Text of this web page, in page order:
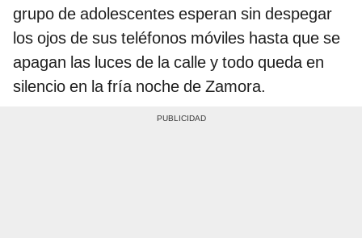
grupo de adolescentes esperan sin despegar
los ojos de sus teléfonos móviles hasta que se
apagan las luces de la calle y todo queda en
silencio en la fría noche de Zamora.